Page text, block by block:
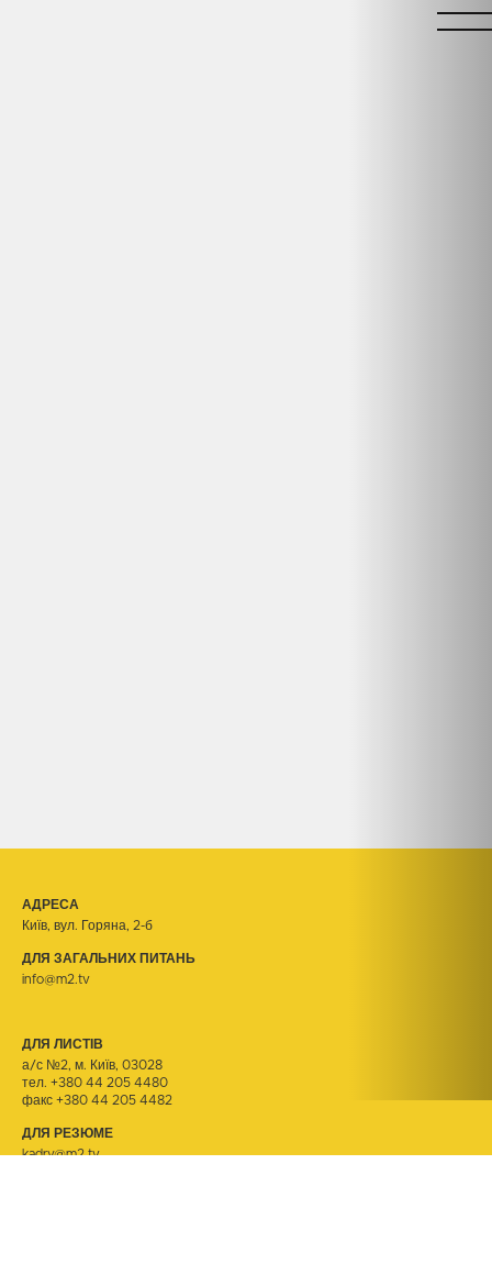
АДРЕСА
Київ, вул. Горяна, 2-б
ДЛЯ ЗАГАЛЬНИХ ПИТАНЬ
info@m2.tv
ДЛЯ ЛИСТІВ
а/с №2, м. Київ, 03028
тел. +380 44 205 4480
факс +380 44 205 4482
ДЛЯ РЕЗЮМЕ
kadry@m2.tv